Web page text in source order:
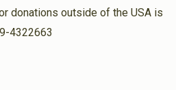
donations outside of the USA is
4322663